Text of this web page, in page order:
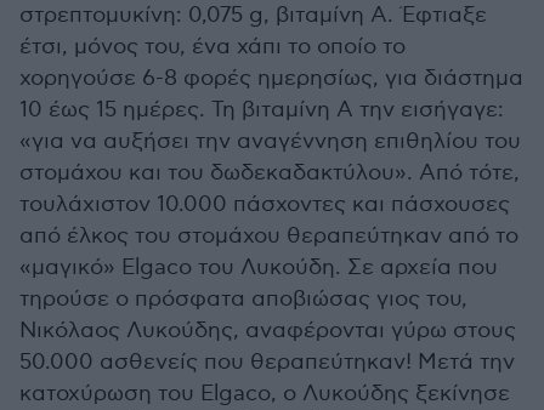
στρεπτομυκίνη: 0,075 g, βιταμίνη Α. Έφτιαξε
έτσι, μόνος του, ένα χάπι το οποίο το
χορηγούσε 6-8 φορές ημερησίως, για διάστημα
10 έως 15 ημέρες. Τη βιταμίνη Α την εισήγαγε:
«για να αυξήσει την αναγέννηση επιθηλίου του
στομάχου και του δωδεκαδακτύλου». Από τότε,
τουλάχιστον 10.000 πάσχοντες και πάσχουσες
από έλκος του στομάχου θεραπεύτηκαν από το
«μαγικό» Elgaco του Λυκούδη. Σε αρχεία που
τηρούσε ο πρόσφατα αποβιώσας γιος του,
Νικόλαος Λυκούδης, αναφέρονται γύρω στους
50.000 ασθενείς που θεραπεύτηκαν! Μετά την
κατοχύρωση του Elgaco, ο Λυκούδης ξεκίνησε